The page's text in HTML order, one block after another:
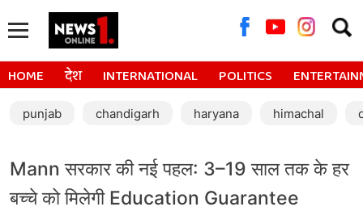
for:
HOME देश INTERNATIONAL POLITICS
punjab chandigarh haryana himachal
Mann सरकार की नई पहल: 3–19 साल तक के हर
बच्चे को मिलेगी Education Guarantee